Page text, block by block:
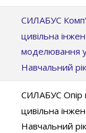
СИЛАБУС
цивільна
моделювання
Навчальний
СИЛАБУС Опір
цивільна
Навчальний